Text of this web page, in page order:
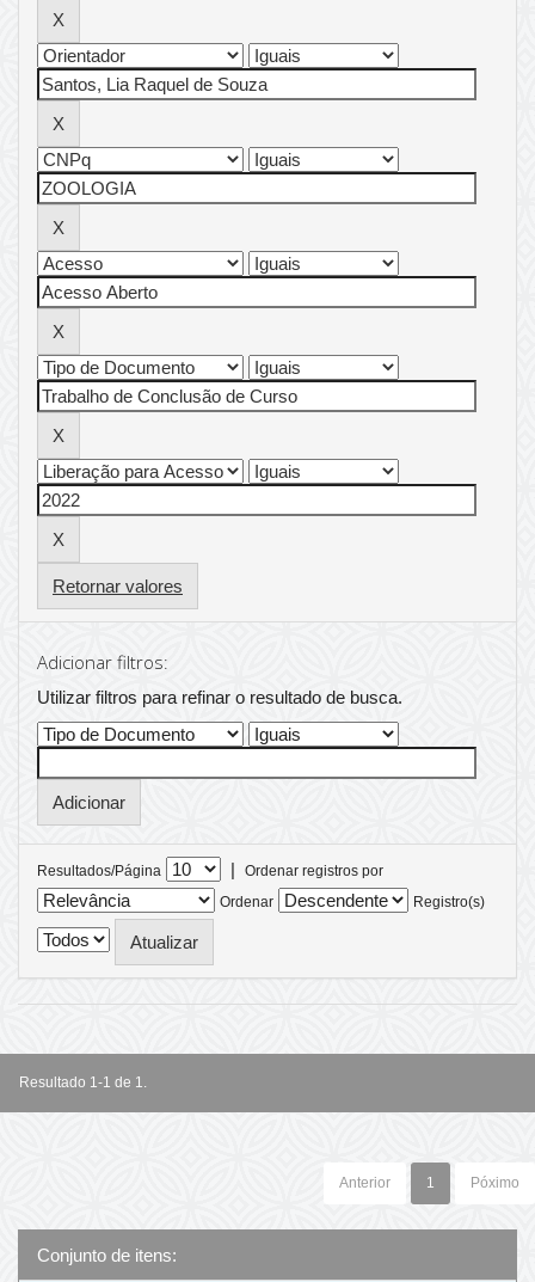
Retornar valores
Adicionar filtros:
Utilizar filtros para refinar o resultado de busca.
Resultados/Página |
Ordenar registros por
Ordenar
Registro(s)
Resultado 1-1 de 1.
Anterior 1 Póximo
Conjunto de itens: